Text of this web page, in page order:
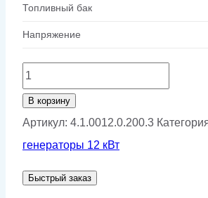
Топливный бак
Напряжение
Количество
товара
Дизельный
генератор
Т400-
В корзину
Артикул: 4.1.0012.0.200.3
генераторы 12 кВт
Быстрый заказ